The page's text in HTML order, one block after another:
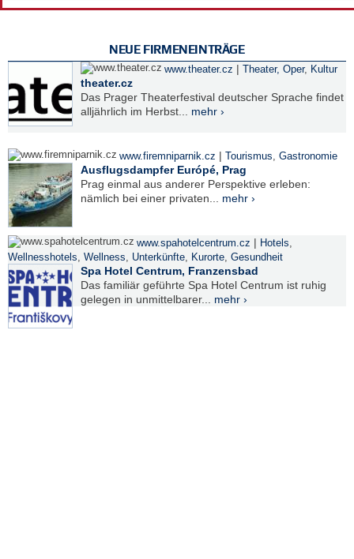
NEUE FIRMENEINTRÄGE
www.theater.cz | Theater, Oper, Kultur
theater.cz
Das Prager Theaterfestival deutscher Sprache findet
alljährlich im Herbst... mehr ›
www.firemniparnik.cz | Tourismus, Gastronomie
Ausflugsdampfer Európé, Prag
Prag einmal aus anderer Perspektive erleben:
nämlich bei einer privaten... mehr ›
www.spahotelcentrum.cz | Hotels,
Wellnesshotels, Wellness, Unterkünfte, Kurorte, Gesundheit
Spa Hotel Centrum, Franzensbad
Das familiär geführte Spa Hotel Centrum ist ruhig
gelegen in unmittelbarer... mehr ›